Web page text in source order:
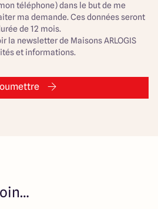
téléphone) dans le but de me
ma demande. Ces données seront
de 12 mois.
la newsletter de Maisons ARLOGIS
et informations.